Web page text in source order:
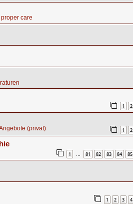
care
1 2
(privat) 1 2
1 … 81 82 83 84 85
1 2 3 4